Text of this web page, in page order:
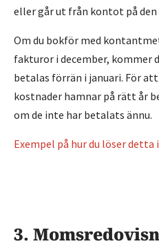
eller går ut från kontot på den
Om du bokför med
fakturor i december, kommer
betalas förrän i januari. För
kostnader hamnar på rätt år
om de inte har betalats ännu.
Exempel på hur du löser
3.